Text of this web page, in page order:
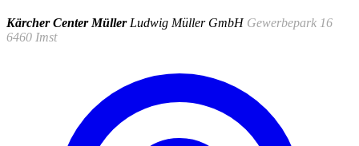
Kärcher Center Müller Ludwig Müller GmbH Gewerbepark 16
6460 Imst